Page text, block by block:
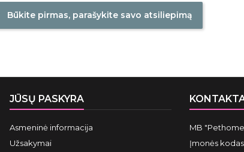
Būkite pirmas, parašykite savo atsiliepimą
JŪSŲ PASKYRA
Asmeninė informacija
Užsakymai
MB
Įmonės